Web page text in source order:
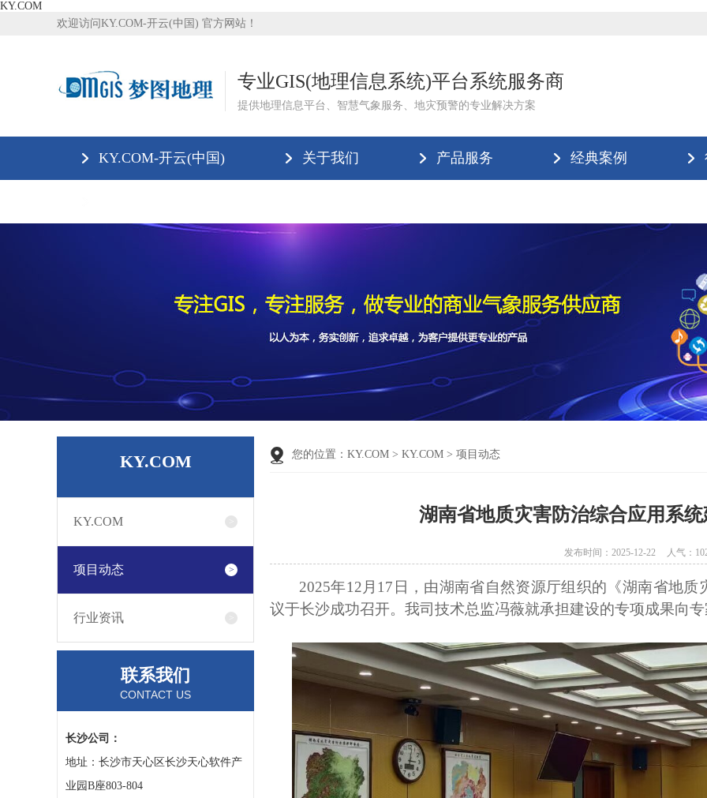
KY.COM
欢迎访问KY.COM-开云(中国) 官方网站！
专业GIS(地理信息系统)平台系统服务商
提供地理信息平台、智慧气象服务、地灾预警的专业解决方案
KY.COM-开云(中国) 关于我们 产品服务 经典案例
KY.COM
KY.COM
项目动态
行业资讯
联系我们
CONTACT US
长沙公司：
地址：长沙市天心区长沙天心软件产
业园B座803-804
您的位置： KY.COM > KY.COM > 项目动态
湖南省地质灾害防治综合应用系
发布时间：2025-12-22 人气：
2025年12月17日，由湖南省自然资源厅组织的《湖南省地质
议于长沙成功召开。我司技术总监冯薇就承担建设的专项成果向